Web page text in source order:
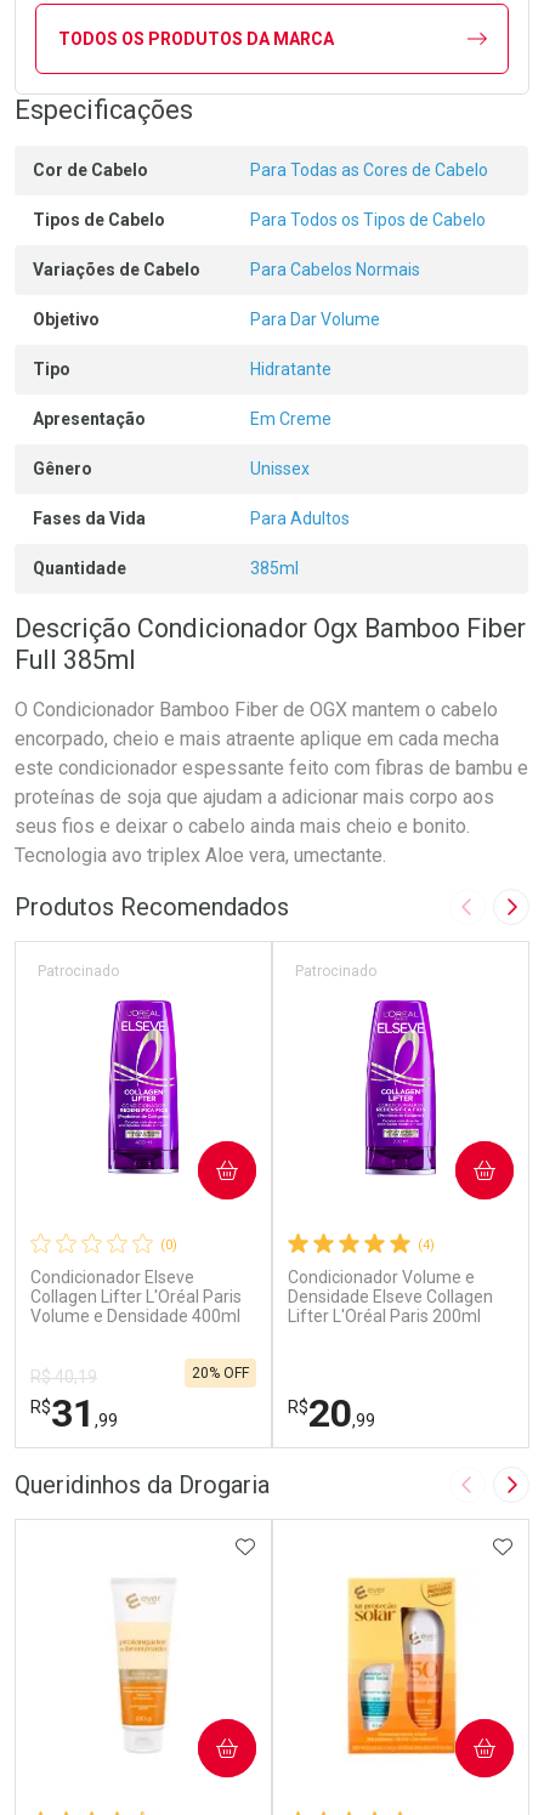
TODOS OS PRODUTOS DA MARCA
Especificações
Cor de Cabelo Para Todas as Cores de Cabelo
Tipos de Cabelo Para Todos os Tipos de Cabelo
Variações de Cabelo Para Cabelos Normais
Objetivo Para Dar Volume
Tipo Hidratante
Apresentação Em Creme
Gênero Unissex
Fases da Vida Para Adultos
Quantidade 385ml
Descrição Condicionador Ogx Bamboo Fiber
Full 385ml
O Condicionador Bamboo Fiber de OGX mantem o cabelo
encorpado, cheio e mais atraente aplique em cada mecha
este condicionador espessante feito com fibras de bambu e
proteínas de soja que ajudam a adicionar mais corpo aos
seus fios e deixar o cabelo ainda mais cheio e bonito.
Tecnologia avo triplex Aloe vera, umectante.
Produtos Recomendados Imagem
(0)
Condicionador Elseve
Collagen Lifter L'Oréal Paris
Volume e Densidade 400ml
Patrocinado
R$ 40,19
R$31 ,99
20% OFF
COMPRAR
(4)
Condicionador Volume e
Densidade Elseve Collagen
Lifter L'Oréal Paris 200ml
Patrocinado
R$20,99
COMPRAR
Queridinhos da Drogaria Imagem
ADICIONAR AOS FAVORITOS
COMPRAR COMPRAR